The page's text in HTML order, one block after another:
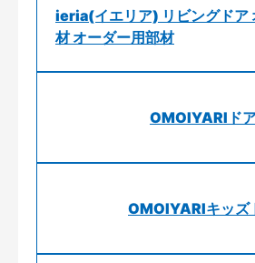
ieria(イエリア) リビングドア
材 オーダー用部材
OMOIYARIド
OMOIYARIキッズ